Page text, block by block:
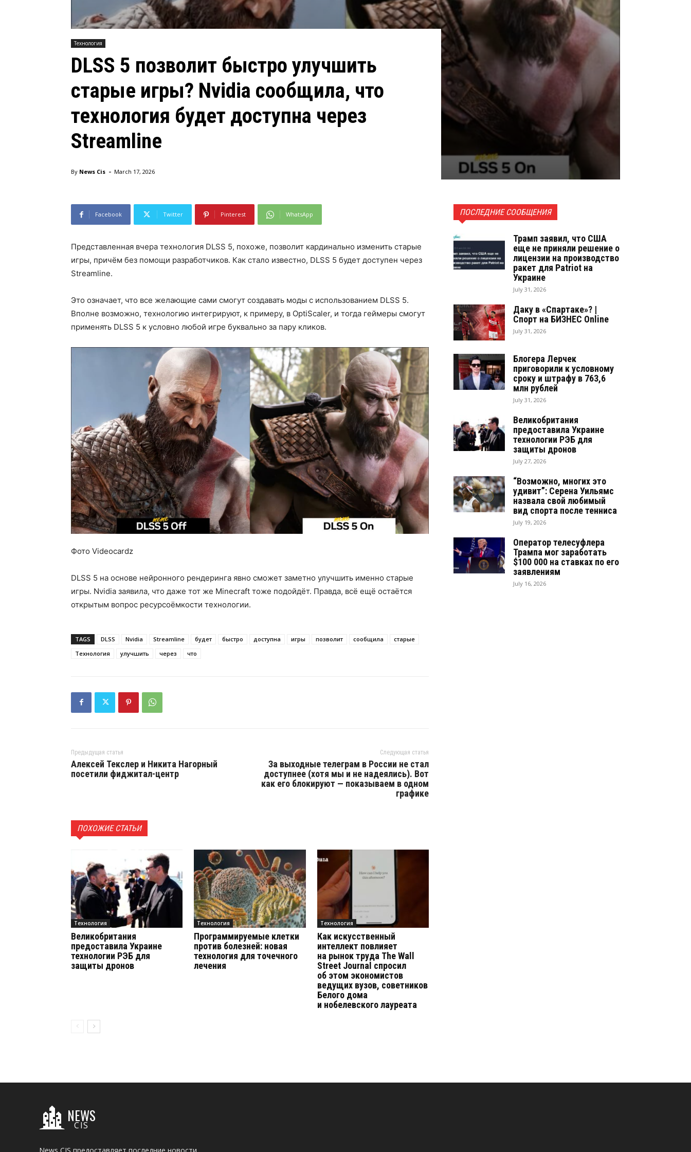
Технология
DLSS 5 позволит быстро улучшить
старые игры? Nvidia сообщила, что
технология будет доступна через
Streamline
By News Cis - March 17, 2026
Facebook Twitter Pinterest WhatsApp
Представленная вчера технология DLSS 5, похоже, позволит кардинально изменить старые
игры, причём без помощи разработчиков. Как стало известно, DLSS 5 будет доступен через
Streamline.
Это означает, что все желающие сами смогут создавать моды с использованием DLSS 5.
Вполне возможно, технологию интегрируют, к примеру, в OptiScaler, и тогда геймеры смогут
применять DLSS 5 к условно любой игре буквально за пару кликов.
Фото Videocardz
DLSS 5 на основе нейронного рендеринга явно сможет заметно улучшить именно старые
игры. Nvidia заявила, что даже тот же Minecraft тоже подойдёт. Правда, всё ещё остаётся
открытым вопрос ресурсоёмкости технологии.
TAGS DLSS Nvidia Streamline будет быстро доступна игры позволит сообщила
старые
Технология
улучшить через что
Предыдущая статья
Алексей Текслер и Никита Нагорный
посетили фиджитал-центр
Следующая статья
За выходные телеграм в России не стал
доступнее (хотя мы и не надеялись). Вот
как его блокируют — показываем в одном
графике
ПОХОЖИЕ СТАТЬИ
Технология
Великобритания
предоставила Украине
технологии РЭБ для
защиты дронов
Технология
Программируемые клетки
против болезней: новая
технология для точечного
лечения
Технология
Как искусственный
интеллект повлияет
на рынок труда The Wall
Street Journal спросил
об этом экономистов
ведущих вузов, советников
Белого дома
и нобелевского лауреата
ПОСЛЕДНИЕ СООБЩЕНИЯ
Трамп заявил, что США
еще не приняли решение о
лицензии на производство
ракет для Patriot на
Украине
July 31, 2026
Даку в «Спартаке»? |
Спорт на БИЗНЕС Online
July 31, 2026
Блогера Лерчек
приговорили к условному
сроку и штрафу в 763,6
млн рублей
July 31, 2026
Великобритания
предоставила Украине
технологии РЭБ для
защиты дронов
July 27, 2026
“Возможно, многих это
удивит”: Серена Уильямс
назвала свой любимый
вид спорта после тенниса
July 19, 2026
Оператор телесуфлера
Трампа мог заработать
$100 000 на ставках по его
заявлениям
July 16, 2026
NEWS
CIS